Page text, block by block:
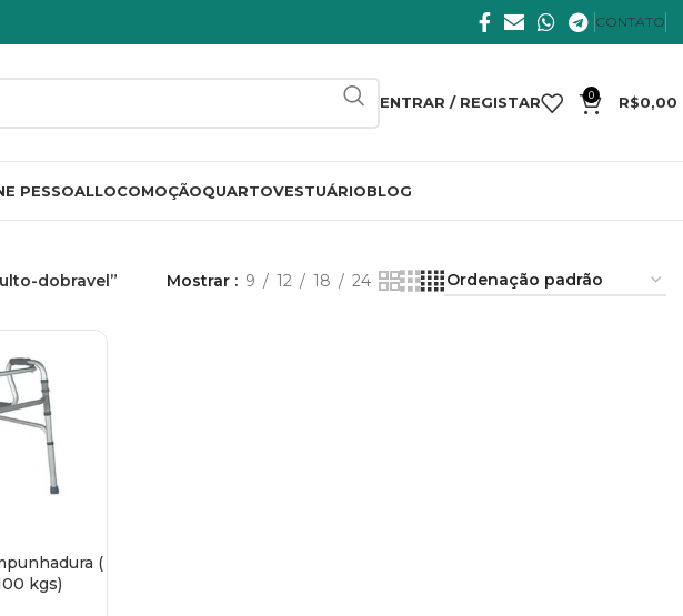
CONTATO
ENTRAR / REGISTAR 0 R$0,00
PESSOALLOCOMOÇÃOQUARTOVESTUÁRIOBLOG
dobravel” Mostrar 9 12 18 24
(
kgs)